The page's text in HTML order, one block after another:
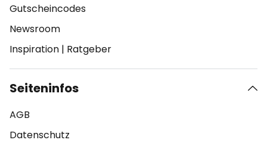
Gutscheincodes
Newsroom
Inspiration | Ratgeber
Seiteninfos
AGB
Datenschutz